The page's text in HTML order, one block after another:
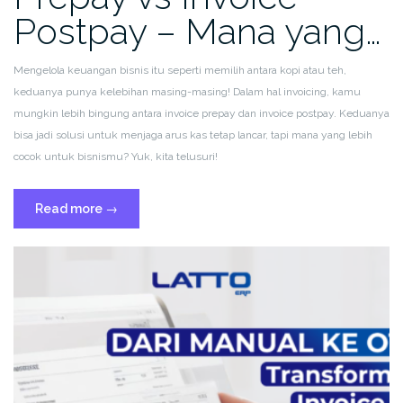
Postpay – Mana yang…
Mengelola keuangan bisnis itu seperti memilih antara kopi atau teh,
keduanya punya kelebihan masing-masing! Dalam hal invoicing, kamu
mungkin lebih bingung antara invoice prepay dan invoice postpay. Keduanya
bisa jadi solusi untuk menjaga arus kas tetap lancar, tapi mana yang lebih
cocok untuk bisnismu? Yuk, kita telusuri!
Read more “Perbandingan:
Invoice
Prepay
Invoice
Postpay
–
Mana
yang
→